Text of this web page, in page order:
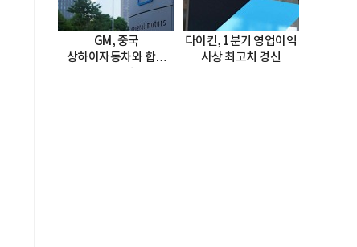
GM, 중국
상하이자동차와 합작
다이킨, 1분기 영업이익
사상 최고치 경신